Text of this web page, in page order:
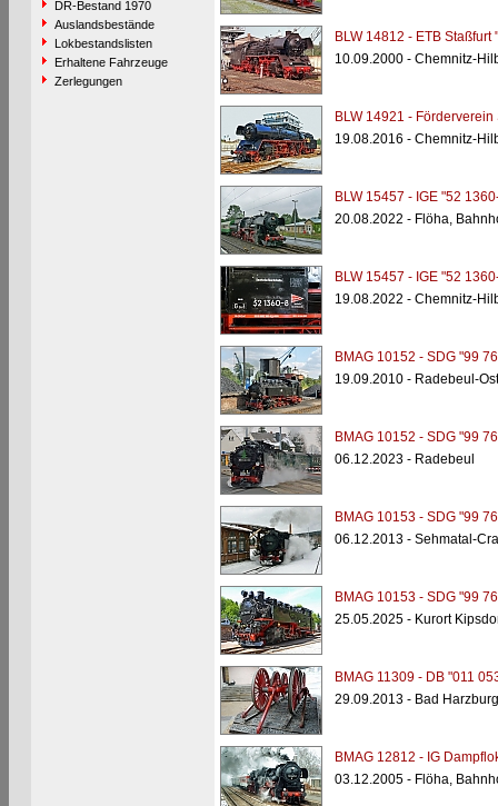
DR-Bestand 1970
Auslandsbestände
Lokbestandslisten
Erhaltene Fahrzeuge
Zerlegungen
BLW 14812 - ETB Staßfurt
10.09.2000 - Chemnitz-
BLW 14921 -
19.08.2016 - Chemnitz-
BLW 15457 - IGE "52
20.08.2022 - Flöha,
BLW 15457 - IGE "52
19.08.2022 - Chemnitz-
BMAG 10152 - SDG "99
19.09.2010 - Radebeul-Ost
BMAG 10152 - SDG "99
06.12.2023 - Radebeul
BMAG 10153 - SDG "99
06.12.2013 - Sehmatal-
BMAG 10153 - SDG "99
25.05.2025 - Kurort
BMAG 11309 - DB "011
29.09.2013 - Bad
BMAG 12812 - IG
03.12.2005 - Flöha,